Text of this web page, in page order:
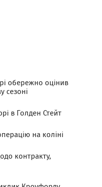
обережно оцінив
сезоні
в Голден Стейт
на коліні
контракту,